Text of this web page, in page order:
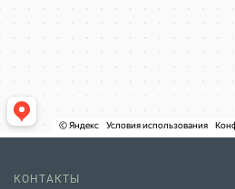
КОНТАКТЫ